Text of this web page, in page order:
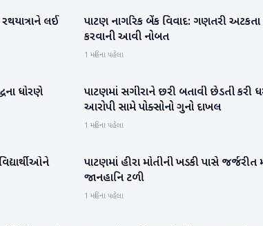
લઈ
મહેસાણા
પાટણ નાગરિક બેંક વિવાદ: ગણતરી
કરવાની આવી નોબત
1 મહિના પહેલા
ધોરણે
પાટણ
પાટણમાં સગીરાને છરી બતાવી છેડતી કરી
આરોપી સામે પોક્સોનો ગુનો દાખલ
1 મહિના પહેલા
પાટણ
પાટણમાં હીરા મોતીની ખડકી પાસે જર્જરીત
જાનહાનિ ટળી
1 મહિના પહેલા